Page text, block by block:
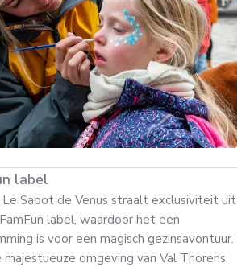
label
Le Sabot de Venus straalt exclusiviteit uit
label, waardoor het een
is voor een magisch gezinsavontuur.
omgeving van Val Thorens,